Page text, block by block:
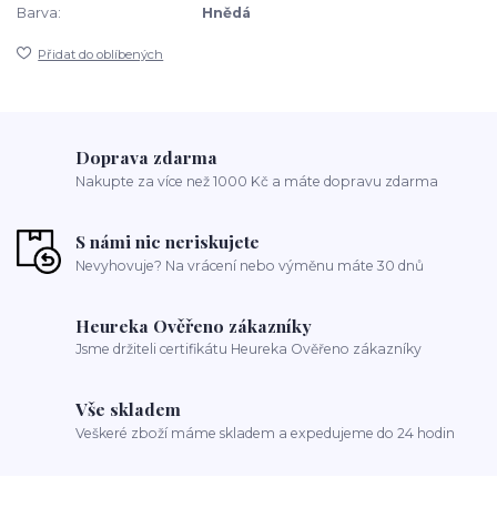
Barva:
Hnědá
Přidat do oblíbených
Doprava zdarma
Nakupte za více než 1000 Kč a máte dopravu zdarma
S námi nic neriskujete
Nevyhovuje? Na vrácení nebo výměnu máte 30 dnů
Heureka Ověřeno zákazníky
Jsme držiteli certifikátu Heureka Ověřeno zákazníky
Vše skladem
Veškeré zboží máme skladem a expedujeme do 24 hodin